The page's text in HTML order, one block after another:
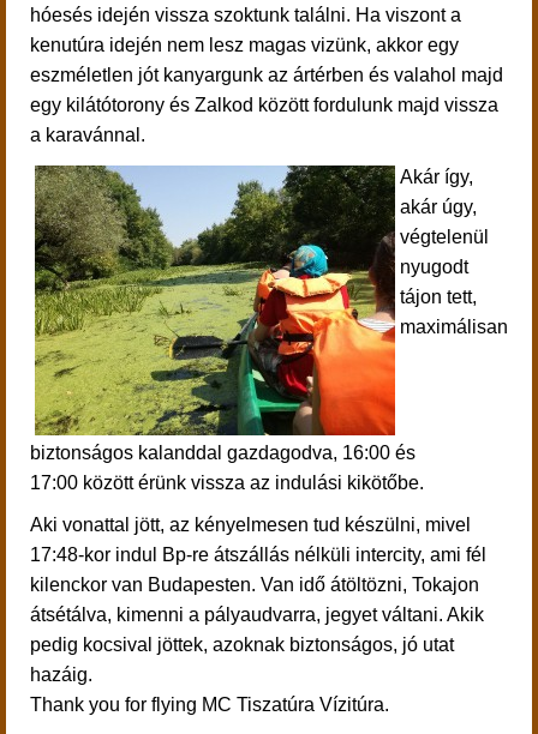
hóesés idején vissza szoktunk találni. Ha viszont a
kenutúra idején nem lesz magas vizünk, akkor egy
eszméletlen jót kanyargunk az ártérben és valahol majd
egy kilátótorony és Zalkod között fordulunk majd vissza
a karavánnal.
Akár így,
akár úgy,
végtelenül
nyugodt
tájon tett,
maximálisan
biztonságos kalanddal gazdagodva, 16:00 és
17:00 között érünk vissza az indulási kikötőbe.
Aki vonattal jött, az kényelmesen tud készülni, mivel
17:48-kor indul Bp-re átszállás nélküli intercity, ami fél
kilenckor van Budapesten. Van idő átöltözni, Tokajon
átsétálva, kimenni a pályaudvarra, jegyet váltani. Akik
pedig kocsival jöttek, azoknak biztonságos, jó utat
hazáig.
Thank you for flying MC Tiszatúra Vízitúra.